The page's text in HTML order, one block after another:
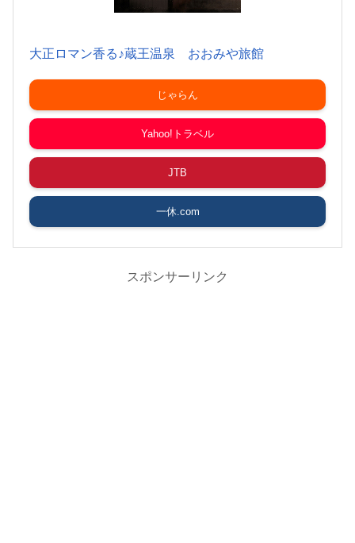
大正ロマン香る♪蔵王温泉 おおみや旅館
じゃらん
Yahoo!トラベル
JTB
一休.com
スポンサーリンク